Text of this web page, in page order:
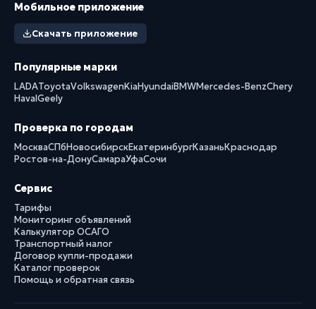
Мобильное приложение
Скачать приложение
Популярные марки
LADAToyotaVolkswagenKiaHyundaiBMWMercedes-BenzChery
HavalGeely
Проверка по городам
МоскваСПбНовосибирскЕкатеринбургКазаньКраснодар
Ростов-на-ДонуСамараУфаСочи
Сервис
Тарифы
Мониторинг объявлений
Калькулятор ОСАГО
Транспортный налог
Договор купли-продажи
Каталог проверок
Помощь и обратная связь